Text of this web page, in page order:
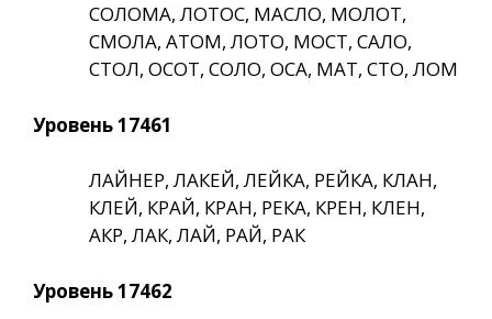
СОЛОМА, ЛОТОС, МАСЛО, МОЛОТ,
СМОЛА, АТОМ, ЛОТО, МОСТ, САЛО,
СТОЛ, ОСОТ, СОЛО, ОСА, МАТ, СТО, ЛОМ
Уровень 17461
ЛАЙНЕР, ЛАКЕЙ, ЛЕЙКА, РЕЙКА, КЛАН,
КЛЕЙ, КРАЙ, КРАН, РЕКА, КРЕН, КЛЕН,
АКР, ЛАК, ЛАЙ, РАЙ, РАК
Уровень 17462